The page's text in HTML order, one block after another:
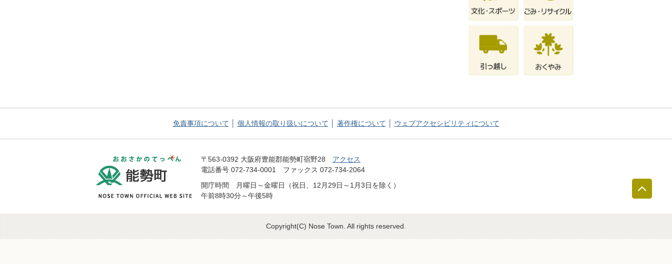
免責事項について 個人情報の取り扱いについて 著作権について ウェブアクセシビリティについて
〒563-0392 大阪府豊能郡能勢町宿野28 アクセス
電話番号 072-734-0001 ファックス 072-734-2064
開庁時間 月曜日～金曜日（祝日、12月29日～1月3日を除く）
午前8時30分～午後5時
Copyright(C) Nose Town. All rights reserved.